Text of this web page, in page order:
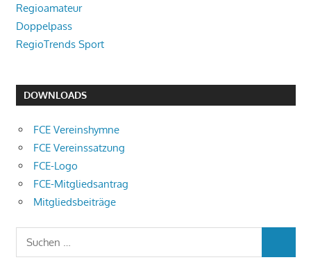
Regioamateur
Doppelpass
RegioTrends Sport
DOWNLOADS
FCE Vereinshymne
FCE Vereinssatzung
FCE-Logo
FCE-Mitgliedsantrag
Mitgliedsbeiträge
Suchen
nach: